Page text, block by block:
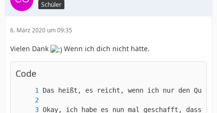
Schüler
6. März 2020 um 09:35
Vielen Dank Wenn ich dich nicht hätte.
Code